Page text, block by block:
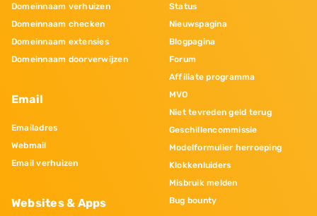
Domeinnaam verhuizen
Domeinnaam checken
Domeinnaam extensies
Domeinnaam doorverwijzen
Email
Emailadres
Webmail
Email verhuizen
Websites & Apps
Status
Nieuwspagina
Blogpagina
Forum
Affiliate programma
MVO
Niet tevreden geld terug
Geschillencommissie
Modelformulier herroeping
Klokkenluiders
Misbruik melden
Bug bounty